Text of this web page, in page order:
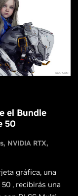
el Bundle
50
NVIDIA RTX
gráfica, una
, recibirás una